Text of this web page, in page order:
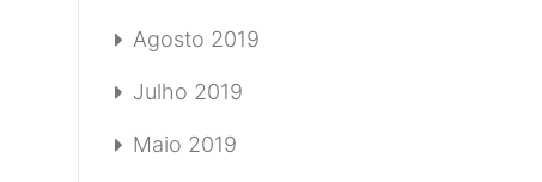
Agosto 2019
Julho 2019
Maio 2019